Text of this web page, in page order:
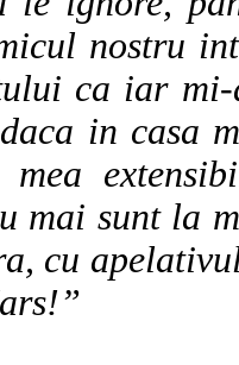
nostru
ca iar
in casa
mea
mai sunt la
cu